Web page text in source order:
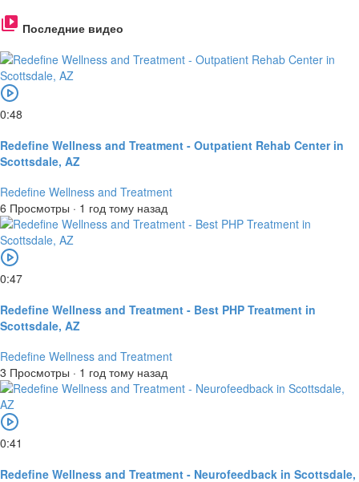
Последние видео
0:48
Redefine Wellness and Treatment - Outpatient Rehab Center in
Scottsdale, AZ
Redefine Wellness and Treatment
6 Просмотры · 1 год тому назад
0:47
Redefine Wellness and Treatment - Best PHP Treatment in
Scottsdale, AZ
Redefine Wellness and Treatment
3 Просмотры · 1 год тому назад
0:41
Redefine Wellness and Treatment - Neurofeedback in Scottsdale,